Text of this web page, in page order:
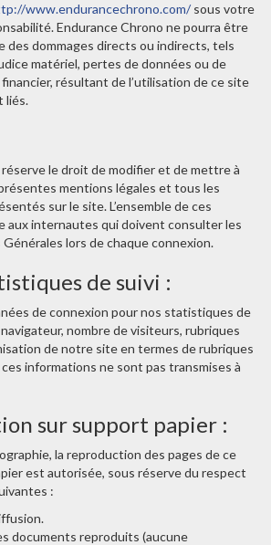
www.endurancechrono.com/ sous votre
Endurance Chrono ne pourra être
des dommages directs ou indirects, tels
matériel, pertes de données ou de
résultant de l’utilisation de ce site
liés.
le droit de modifier et de mettre à
mentions légales et tous les
sur le site. L’ensemble de ces
aux internautes qui doivent consulter les
lors de chaque connexion.
de suivi :
de connexion pour nos statistiques de
nombre de visiteurs, rubriques
de notre site en termes de rubriques
informations ne sont pas transmises à
sur support papier :
la reproduction des pages de ce
est autorisée, sous réserve du respect
:
documents reproduits (aucune